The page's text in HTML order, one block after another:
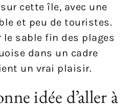
cette île, avec une
et peu de touristes.
sable fin des plages
dans un cadre
un vrai plaisir.
idée d’aller à